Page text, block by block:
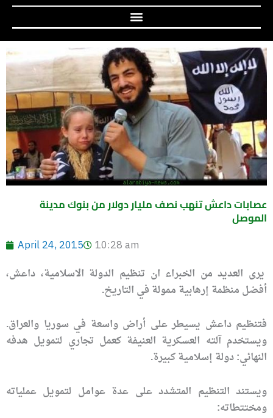
عصابات داعش تنهب نصف مليار دولار من بنوك مدينة
الموصل
April 24, 2015 10:28 am
يرى العديد من الخبراء ان تنظيم الدولة الاسلامية، داعش،
أفضل منظمة إرهابية ممولة في التاريخ.
فتنظيم داعش يسيطر على أراض واسعة في سوريا والعراق.
ويستخدم آلته العسكرية العنيفة كعمل تجاري لتمويل هدفه
النهائي: دولة إسلامية كبيرة.
ويستند التنظيم المتشدد على عدة عوامل لتمويل عملياته
ومختتطاته: